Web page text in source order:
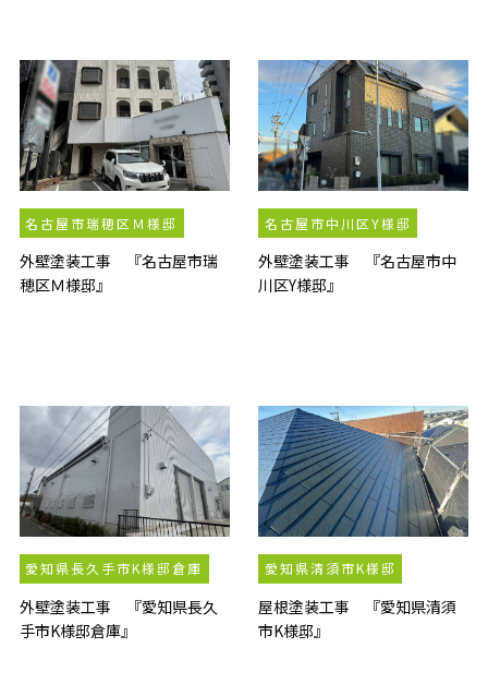
名古屋市瑞穂区Ｍ様邸
外壁塗装工事 『名古屋市瑞
穂区Ｍ様邸』
名古屋市中川区Y様邸
外壁塗装工事 『名古屋市中
川区Y様邸』
愛知県長久手市K様邸倉庫
外壁塗装工事 『愛知県長久
手市K様邸倉庫』
愛知県清須市K様邸
屋根塗装工事 『愛知県清須
市K様邸』